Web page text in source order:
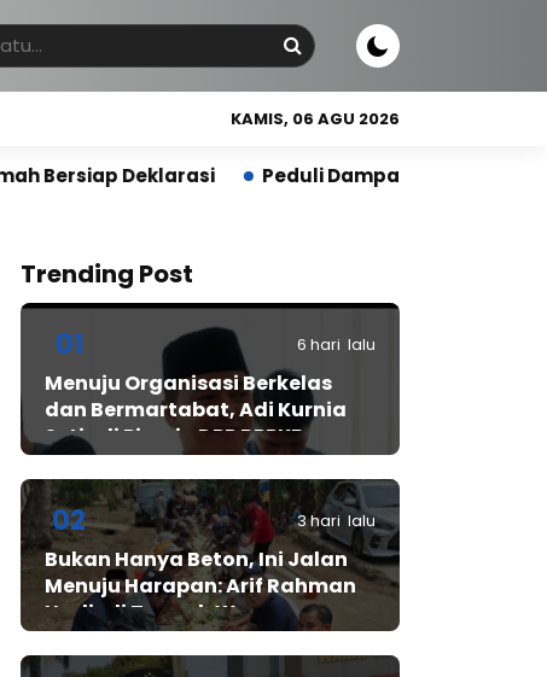
KAMIS, 06 AGU 2026
Peduli Dampak Kemarau, Ketua Fraksi PPP
Trending Post
01 6 hari lalu
Menuju Organisasi Berkelas
dan Bermartabat, Adi Kurnia
Setiadi Pimpin DPP BPPKB
Banten HDS
02 3 hari lalu
Bukan Hanya Beton, Ini Jalan
Menuju Harapan: Arif Rahman
Hadir di Tengah Warga
Cibadak